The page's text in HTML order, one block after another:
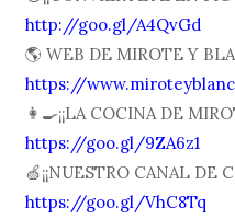
http://goo.gl/A4QvGd
🌎 WEB DE MIROTE Y
https://
👩🍳¡¡LA COCINA DE
https://goo.gl/9ZA6z1
🍏¡¡NUESTRO CANAL DE
https://goo.gl/VhC8Tq